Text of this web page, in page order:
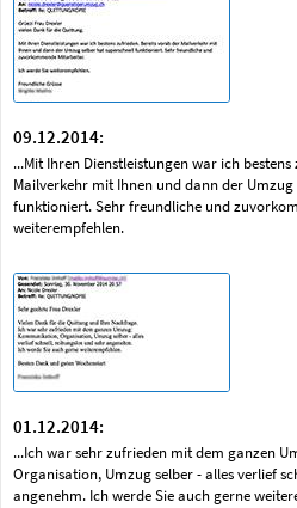
09.12.2014:
...Mit Ihren Dienstleistungen war ich
Mailverkehr mit Ihnen und dann der
funktioniert. Sehr freundliche und
weiterempfehlen.
01.12.2014:
...Ich war sehr zufrieden mit dem ganzen
Organisation, Umzug selber - alles verlief
angenehm. Ich werde Sie auch gerne